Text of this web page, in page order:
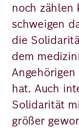
noch zählen
schweigen
die
dem
hat. Auch
Solidarität
größer